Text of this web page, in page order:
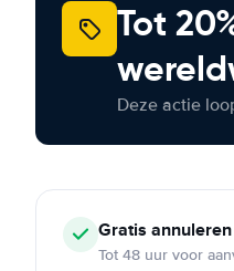
Tot
Deze actie
Gratis annuleren
Tot 48 uur voor